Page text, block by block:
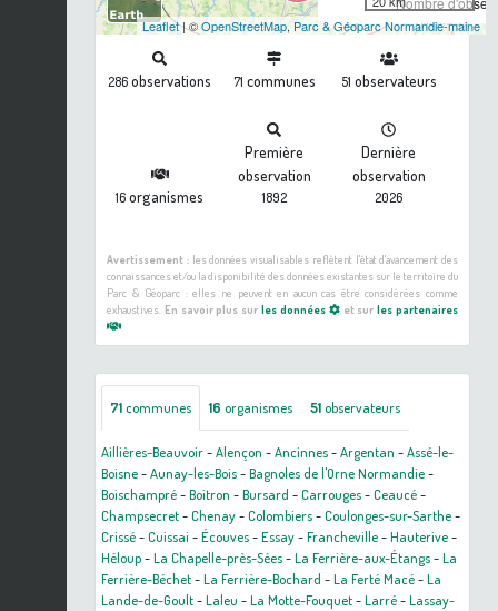
Leaflet| ©OpenStreetMap, Parc & Géoparc Normandie-maine
286observations 71 communes 51 observateurs
16organismes
Première
observation
1892
Dernière
observation
2026
Avertissement :les données visualisables reflètent l'état d'avancement des
connaissances et/ou la disponibilité des données existantes sur le territoire du
Parc & Géoparc : elles ne peuvent en aucun cas être considérées comme
exhaustives. En savoir plus sur les données et surles partenaires
71communes 16 organismes 51observateurs
Aillières-Beauvoir-Alençon -Ancinnes-Argentan -Assé-le-
Boisne-Aunay-les-Bois-Bagnoles de l'Orne Normandie-
Boischampré-Boitron -Bursard -Carrouges-Ceaucé-
Champsecret-Chenay-Colombiers-Coulonges-sur-Sarthe-
Crissé-Cuissai -Écouves-Essay-Francheville-Hauterive-
Héloup-La Chapelle-près-Sées-La Ferrière-aux-Étangs-La
Ferrière-Béchet-La Ferrière-Bochard -La Ferté Macé-La
Lande-de-Goult-Laleu -La Motte-Fouquet-Larré-Lassay-